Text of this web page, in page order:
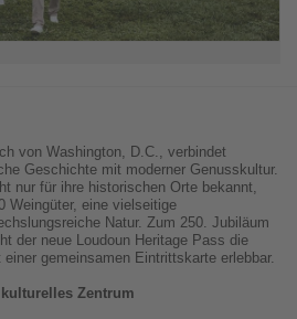
von Washington, D.C., verbindet
Geschichte mit moderner Genusskultur.
nur für ihre historischen Orte bekannt,
Weingüter, eine vielseitige
Natur. Zum 250. Jubiläum
der neue Loudoun Heritage Pass die
gemeinsamen Eintrittskarte erlebbar.
Zentrum